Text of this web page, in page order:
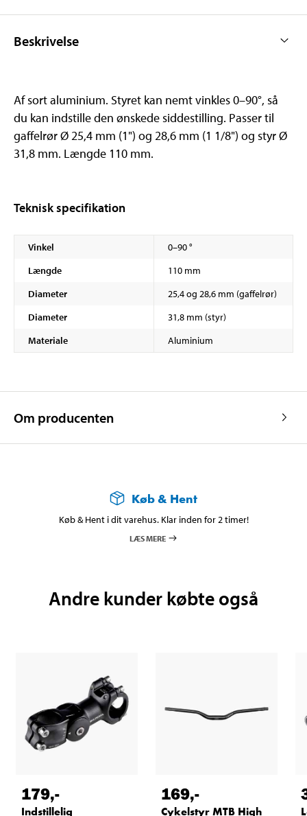
Beskrivelse
Af sort aluminium. Styret kan nemt vinkles 0–90°, så
du kan indstille den ønskede siddestilling. Passer til
gaffelrør Ø 25,4 mm (1") og 28,6 mm (1 1/8") og styr Ø
31,8 mm. Længde 110 mm.
Teknisk specifikation
Vinkel
0–90 °
Længde
110 mm
Diameter
25,4 og 28,6 mm (gaffelrør)
Diameter
31,8 mm (styr)
Materiale
Aluminium
Om producenten
Køb & Hent
Køb & Hent i dit varehus. Klar inden for 2 timer!
LÆS MERE
Andre kunder købte også
179,-
Indstillelig
169,-
Cykelstyr MTB High